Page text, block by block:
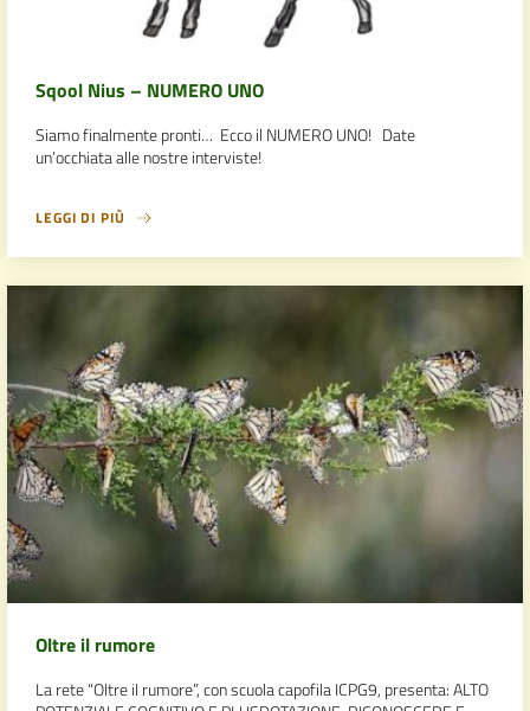
Sqool Nius – NUMERO UNO
Siamo finalmente pronti… Ecco il NUMERO UNO! Date
un’occhiata alle nostre interviste!
LEGGI DI PIÙ
Oltre il rumore
La rete “Oltre il rumore”, con scuola capofila ICPG9, presenta: ALTO